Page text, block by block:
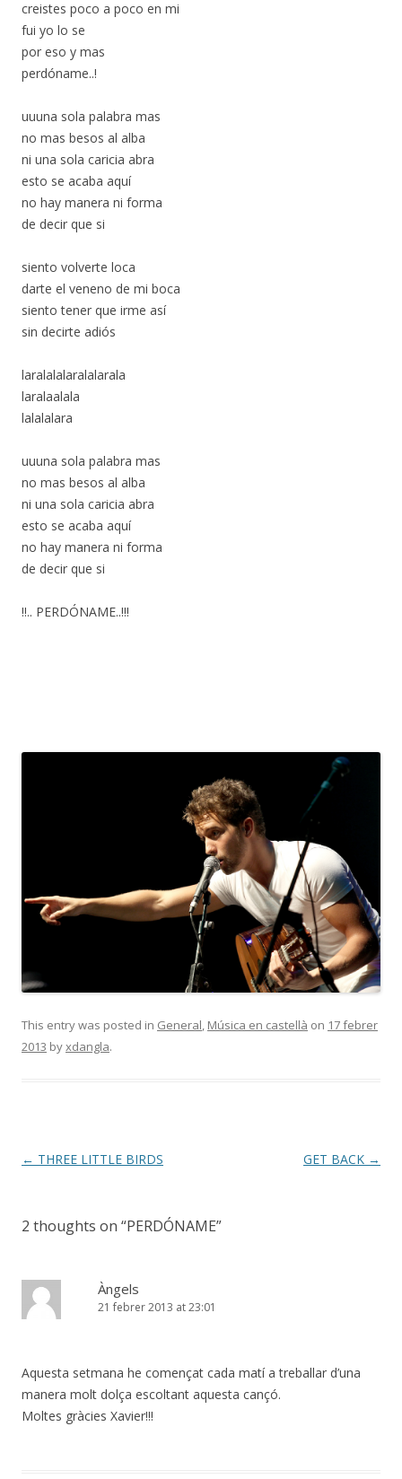
creistes poco a poco en mi
fui yo lo se
por eso y mas
perdóname..!
uuuna sola palabra mas
no mas besos al alba
ni una sola caricia abra
esto se acaba aquí
no hay manera ni forma
de decir que si
siento volverte loca
darte el veneno de mi boca
siento tener que irme así
sin decirte adiós
laralalalaralalarala
laralaalala
lalalalara
uuuna sola palabra mas
no mas besos al alba
ni una sola caricia abra
esto se acaba aquí
no hay manera ni forma
de decir que si
!!.. PERDÓNAME..!!!
This entry was posted in General, Música en castellà on 17 febrer
2013 byxdangla.
Post
← THREE LITTLE BIRDS GET BACK →
2 thoughts on “PERDÓNAME”
Àngels
21 febrer 2013 at 23:01
Aquesta setmana he començat cada matí a treballar d’una
manera molt dolça escoltant aquesta cançó.
Moltes gràcies Xavier!!!